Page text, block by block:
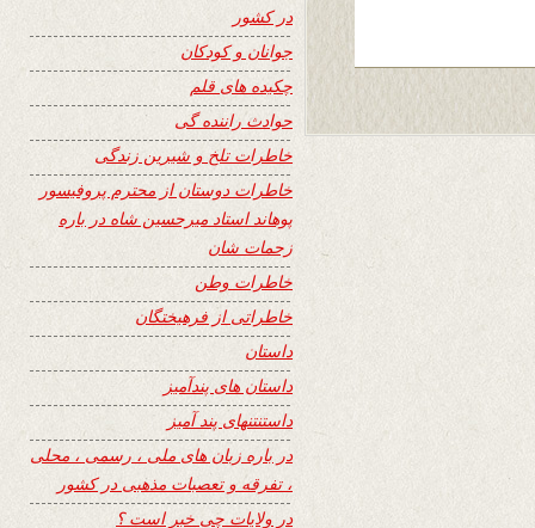
در کشور
جوانان و کودکان
چکیده های قلم
حوادث راننده گی
خاطرات تلخ و شیرین زندگی
خاطرات دوستان از محترم پروفیسور
پوهاند استاد میرحسین شاه در باره
زحمات شان
خاطرات وطن
خاطراتی از فرهیختگان
داستان
داستان های پندآمیز
داستنتنهای پند آمیز
در باره زبان های ملی ، رسمی ، محلی
، تفرقه و تعصبات مذهبی در کشور
در ولایات چی خبر است ؟